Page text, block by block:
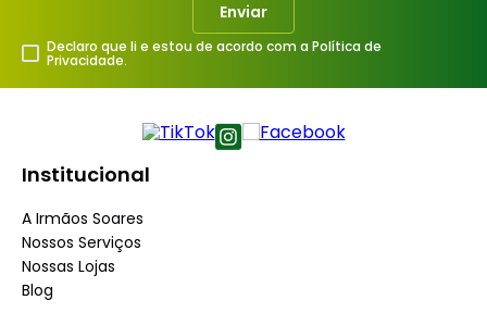
Enviar
Declaro que li e estou de acordo com a Política de
Privacidade.
Institucional
A Irmãos Soares
Nossos Serviços
Nossas Lojas
Blog